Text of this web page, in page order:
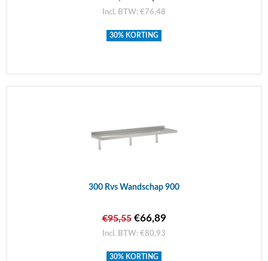
Incl. BTW: €76,48
30% KORTING
300 Rvs Wandschap 900
€95,55€66,89
Incl. BTW: €80,93
30% KORTING